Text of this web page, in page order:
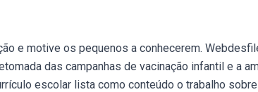
e motive os pequenos a conhecerem.
das campanhas de vacinação infantil e a
escolar lista como conteúdo o trabalho